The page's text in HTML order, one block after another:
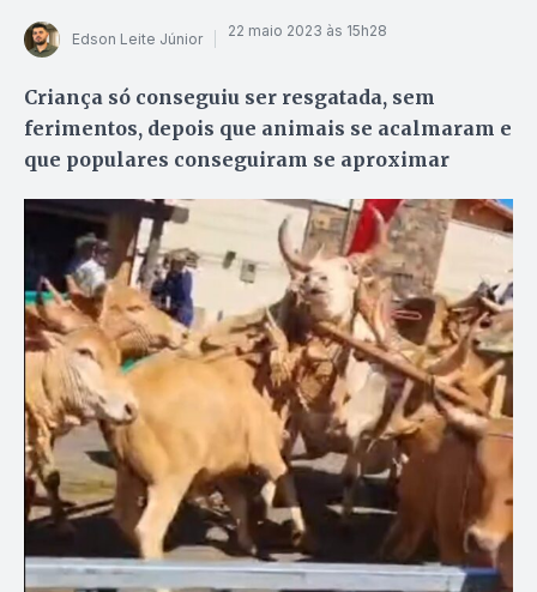
Edson Leite Júnior 22 maio 2023 às 15h28
Criança só conseguiu ser resgatada, sem
ferimentos, depois que animais se acalmaram e
que populares conseguiram se aproximar